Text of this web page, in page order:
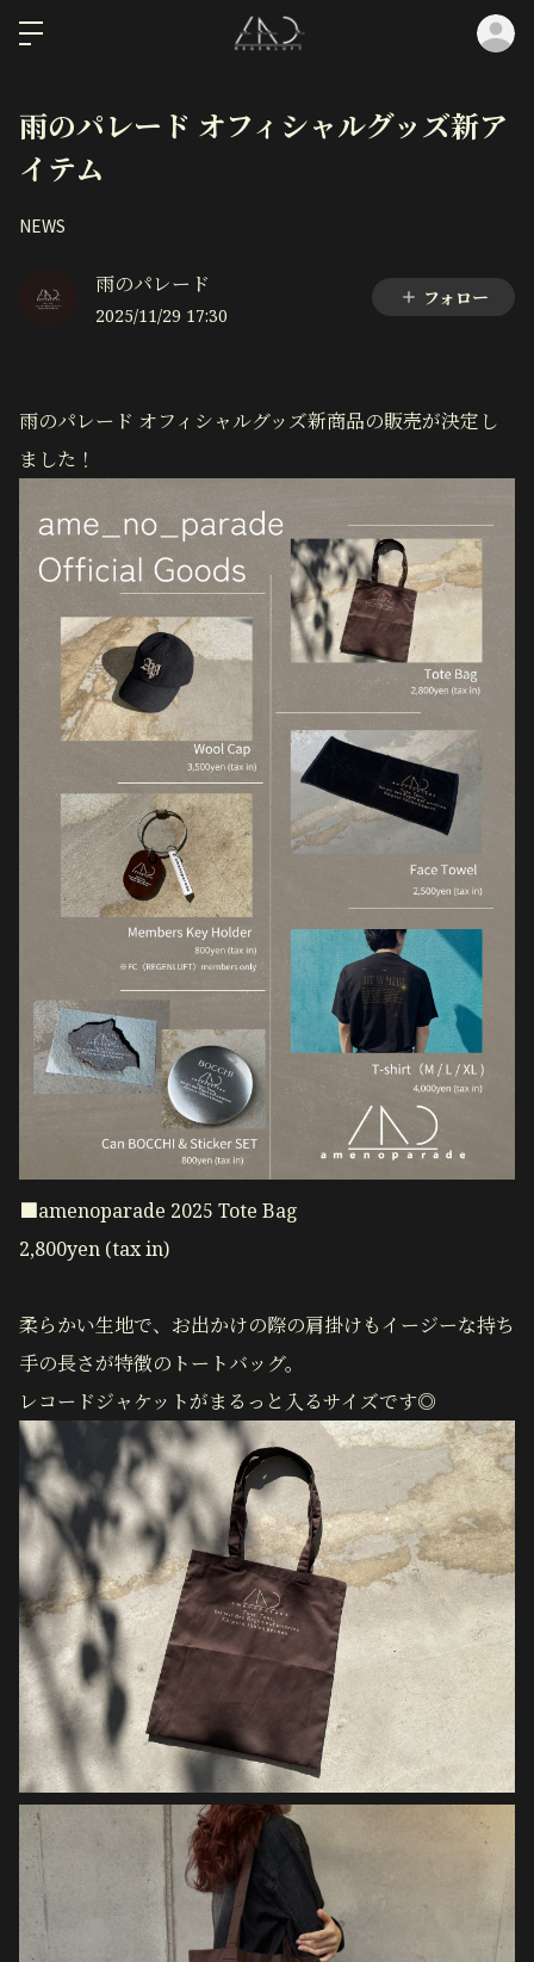
雨のパレード オフィシャルグッズ新ア
イテム
NEWS
雨のパレード
2025/11/29 17:30
フォロー
雨のパレード オフィシャルグッズ新商品の販売が決定し
ました！
■amenoparade 2025 Tote Bag
2,800yen (tax in)
柔らかい生地で、お出かけの際の肩掛けもイージーな持ち
手の長さが特徴のトートバッグ。
レコードジャケットがまるっと入るサイズです◎